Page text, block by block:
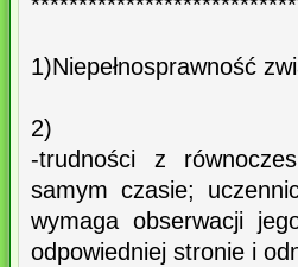
1)Niepełnosprawność
2)
-trudności z
samym czasie;
wymaga obserwacji
odpowiedniej stronie i